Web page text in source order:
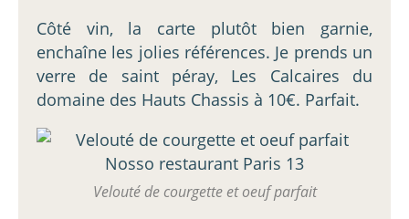
Côté vin, la carte plutôt bien garnie,
enchaîne les jolies références. Je prends un
verre de saint péray, Les Calcaires du
domaine des Hauts Chassis à 10€. Parfait.
Velouté de courgette et oeuf parfait